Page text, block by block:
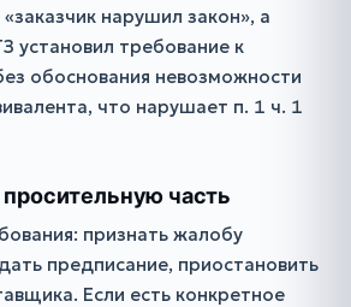
нарушил закон», а
установил требование к
обоснования невозможности
что нарушает п. 1 ч. 1
часть
признать жалобу
предписание, приостановить
Если есть конкретное